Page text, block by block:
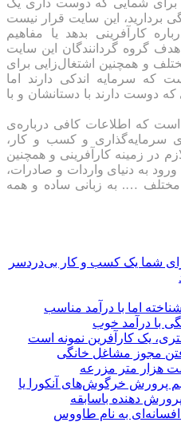
بردارید، این سایت قرار نیست
کارآفرینی بدهد یا مفاهیم
هدف گروه گردانندگان این سایت
و همچنین اشتغال‌زایی برای
که سرمایه اندکی دارند اما
دوست دارند با دستانشان و با
است که ‌اطلاعات کافی درباره‌ی
سرمایه‌گذاری و کسب و کار،
در زمینه کارآفرینی و همچنین
به دنیای واردات و صادرات،
…. به زبانی ساده و همه
شما یک کسب و کار بی‌دردسر
اما با درآمد مناسب
با درآمد خوب
مجوز مشاغل خانگی
هزار متر مزرعه
پرورش خرگوش‌های آنکورا یا
پرورش دهنده باسابقه
به نام طاووس